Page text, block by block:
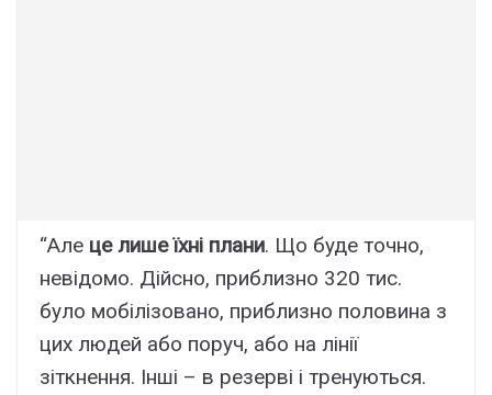
“Але це лише їхні плани. Що буде точно,
невідомо. Дійсно, приблизно 320 тис.
було мобілізовано, приблизно половина з
цих людей або поруч, або на лінії
зіткнення. Інші – в резерві і тренуються.